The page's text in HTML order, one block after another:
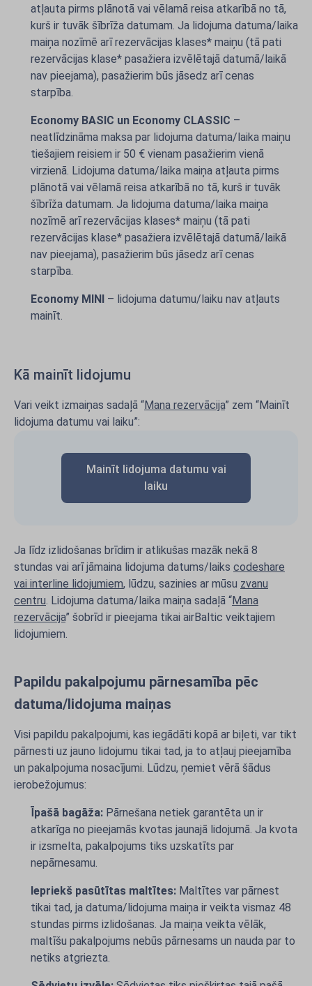
atļauta pirms plānotā vai vēlamā reisa atkarībā no tā,
kurš ir tuvāk šībrīža datumam. Ja lidojuma datuma/laika
maiņa nozīmē arī rezervācijas klases* maiņu (tā pati
rezervācijas klase* pasažiera izvēlētajā datumā/laikā
nav pieejama), pasažierim būs jāsedz arī cenas
starpība.
Economy BASIC un Economy CLASSIC –
neatlīdzināma maksa par lidojuma datuma/laika maiņu
tiešajiem reisiem ir 50 € vienam pasažierim vienā
virzienā. Lidojuma datuma/laika maiņa atļauta pirms
plānotā vai vēlamā reisa atkarībā no tā, kurš ir tuvāk
šībrīža datumam. Ja lidojuma datuma/laika maiņa
nozīmē arī rezervācijas klases* maiņu (tā pati
rezervācijas klase* pasažiera izvēlētajā datumā/laikā
nav pieejama), pasažierim būs jāsedz arī cenas
starpība.
Economy MINI – lidojuma datumu/laiku nav atļauts
mainīt.
Kā mainīt lidojumu
Vari veikt izmaiņas sadaļā “Mana rezervācija” zem “Mainīt
lidojuma datumu vai laiku”:
Mainīt lidojuma datumu vai
laiku
Ja līdz izlidošanas brīdim ir atlikušas mazāk nekā 8
stundas vai arī jāmaina lidojuma datums/laiks codeshare
vai interline lidojumiem, lūdzu, sazinies ar mūsu zvanu
centru. Lidojuma datuma/laika maiņa sadaļā “Mana
rezervācija” šobrīd ir pieejama tikai airBaltic veiktajiem
lidojumiem.
Papildu pakalpojumu pārnesamība pēc
datuma/lidojuma maiņas
Visi papildu pakalpojumi, kas iegādāti kopā ar biļeti, var tikt
pārnesti uz jauno lidojumu tikai tad, ja to atļauj pieejamība
un pakalpojuma nosacījumi. Lūdzu, ņemiet vērā šādus
ierobežojumus:
Īpašā bagāža: Pārnešana netiek garantēta un ir
atkarīga no pieejamās kvotas jaunajā lidojumā. Ja kvota
ir izsmelta, pakalpojums tiks uzskatīts par
nepārnesamu.
Iepriekš pasūtītas maltītes: Maltītes var pārnest
tikai tad, ja datuma/lidojuma maiņa ir veikta vismaz 48
stundas pirms izlidošanas. Ja maiņa veikta vēlāk,
maltīšu pakalpojums nebūs pārnesams un nauda par to
netiks atgriezta.